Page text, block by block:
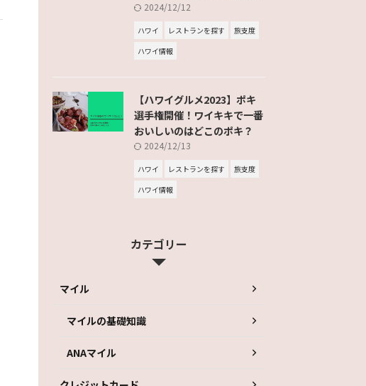
2024/12/12
ハワイ レストランを探す
旅支度
ハワイ情報
【ハワイグルメ2023】ポキ
選手権開催！ワイキキで一番
おいしいのはどこのポキ？
2024/12/13
ハワイ レストランを探す
旅支度
ハワイ情報
カテゴリー
マイル
マイルの基礎知識
ANAマイル